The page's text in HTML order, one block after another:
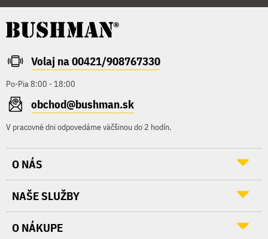
Volaj na 00421/908767330
Po-Pia 8:00 - 18:00
obchod@bushman.sk
V pracovné dni odpovedáme väčšinou do 2 hodín.
O NÁS
NAŠE SLUŽBY
O NÁKUPE